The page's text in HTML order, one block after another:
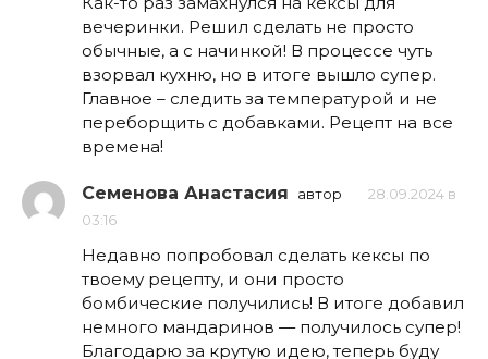
вечеринки. Решил сделать не просто
обычные, а с начинкой! В процессе чуть
взорвал кухню, но в итоге вышло супер.
Главное – следить за температурой и не
переборщить с добавками. Рецепт на все
времена!
Семенова Анастасия автор
28.09.2024 в
03:16
Недавно попробовал сделать кексы по
твоему рецепту, и они просто
бомбические получились! В итоге добавил
немного мандаринов — получилось супер!
Благодарю за крутую идею, теперь буду